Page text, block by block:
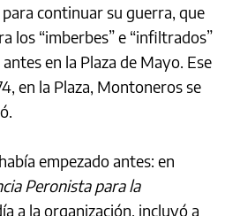
continuar su guerra, que
los “imberbes” e “infiltrados”
en la Plaza de Mayo. Ese
en la Plaza, Montoneros se
empezado antes: en
Peronista para la
a la organización, incluyó a